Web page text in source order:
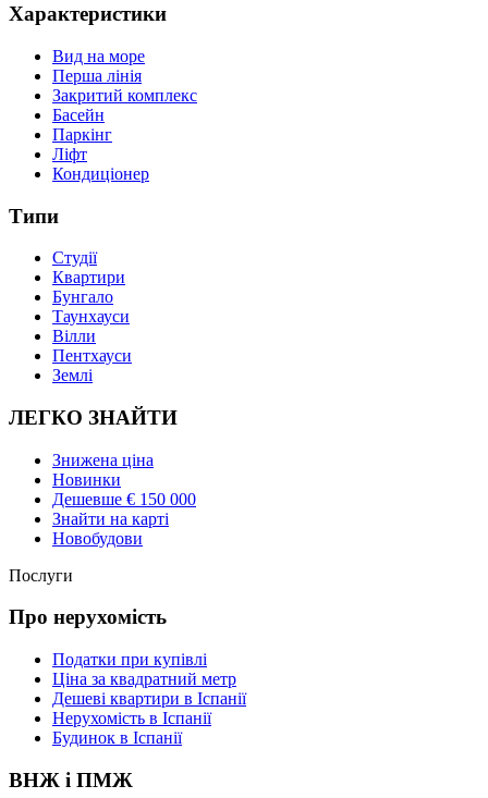
Характеристики
Вид на море
Перша лінія
Закритий комплекс
Басейн
Паркінг
Ліфт
Кондиціонер
Типи
Студії
Квартири
Бунгало
Таунхауси
Вілли
Пентхауси
Землі
ЛЕГКО ЗНАЙТИ
Знижена ціна
Новинки
Дешевше € 150 000
Знайти на карті
Новобудови
Послуги
Про нерухомість
Податки при купівлі
Ціна за квадратний метр
Дешеві квартири в Іспанії
Нерухомість в Іспанії
Будинок в Іспанії
ВНЖ і ПМЖ